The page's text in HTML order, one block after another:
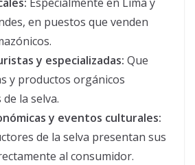
en puestos que venden
y especializadas: Que
y productos orgánicos
la selva.
y eventos culturales:
de la selva presentan sus
al consumidor.